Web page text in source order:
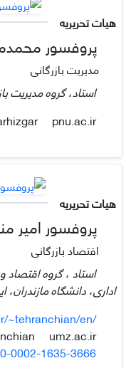
هیات تحریریه
پروفسور
مدیریت بازرگانی
استاد، گروه مدیریت
m.parhizgar
pnu.ac.ir
هیات تحریریه
پروفسور امیر
اقتصاد بازرگانی
استاد ، گروه اقتصاد
اداری، دانشگاه مازندران،
~tehranchian/en/
m.tehranchian
umz.ac.ir
0002-1635-3666